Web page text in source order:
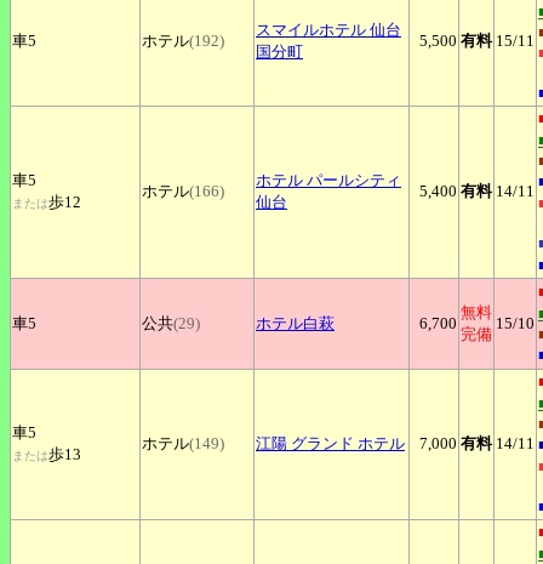
車5 ホテル(192)
スマイルホテル 仙台
国分町
5,500 有料 15/11
車5
または歩12
ホテル(166)
ホテル パールシティ
仙台
5,400 有料 14/11
車5 公共(29) ホテル白萩 6,700
無料
完備
15/10
車5
または歩13
ホテル(149) 江陽 グランド ホテル 7,000 有料 14/11